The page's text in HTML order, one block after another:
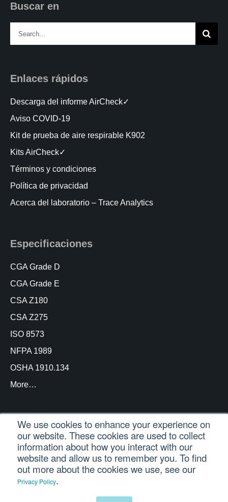
We use cookies to enhance your experience on
our website. These cookies are used to collect
information about how you interact with our
website and allow us to remember you. To find
out more about the cookies we use, see our
Privacy Policy.
Buscar en
Search
for:
Enlaces rápidos
Descarga del informe AirCheck✓
Aviso COVID-19
Kit de prueba de aire respirable K902
Kits AirCheck✓
Términos y condiciones
Política de privacidad
Acerca del laboratorio – Trace Analytics
Especificaciones
CGA Grade D
CGA Grade E
CSA Z180
CSA Z275
ISO 8573
NFPA 1989
OSHA 1910.134
More…
© Copyright Trace Analytics, LLC 2021 |Inicio de
sesión del cliente| Reservados todos los derechos